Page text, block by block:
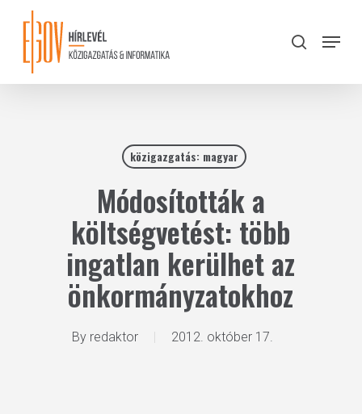
content
search
Menu
közigazgatás: magyar
Módosították a
költségvetést: több
ingatlan kerülhet az
önkormányzatokhoz
By redaktor 2012. október 17.
Close